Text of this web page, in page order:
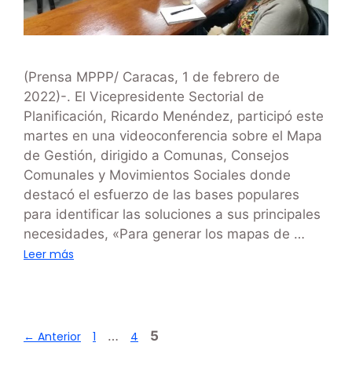
(Prensa MPPP/ Caracas, 1 de febrero de
2022)-. El Vicepresidente Sectorial de
Planificación, Ricardo Menéndez, participó este
martes en una videoconferencia sobre el Mapa
de Gestión, dirigido a Comunas, Consejos
Comunales y Movimientos Sociales donde
destacó el esfuerzo de las bases populares
para identificar las soluciones a sus principales
necesidades, «Para generar los mapas de …
Leer más
← Anterior 1 … 4 5